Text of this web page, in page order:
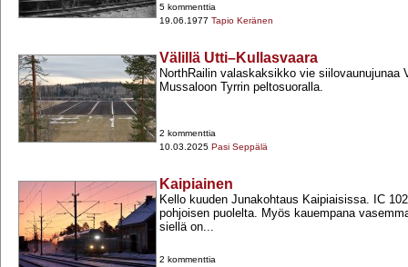
5 kommenttia
19.06.1977 Tapio Keränen
Välillä Utti–Kullasvaara
NorthRailin valaskaksikko vie siilovaunujunaa
Mussaloon Tyrrin peltosuoralla.
2 kommenttia
10.03.2025 Pasi Seppälä
Kaipiainen
Kello kuuden Junakohtaus Kaipiaisissa. IC
pohjoisen puolelta. Myös kauempana
siellä on...
2 kommenttia